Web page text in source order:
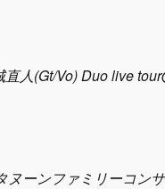
人(Gt/Vo) Duo live
ヌーンファミリーコン